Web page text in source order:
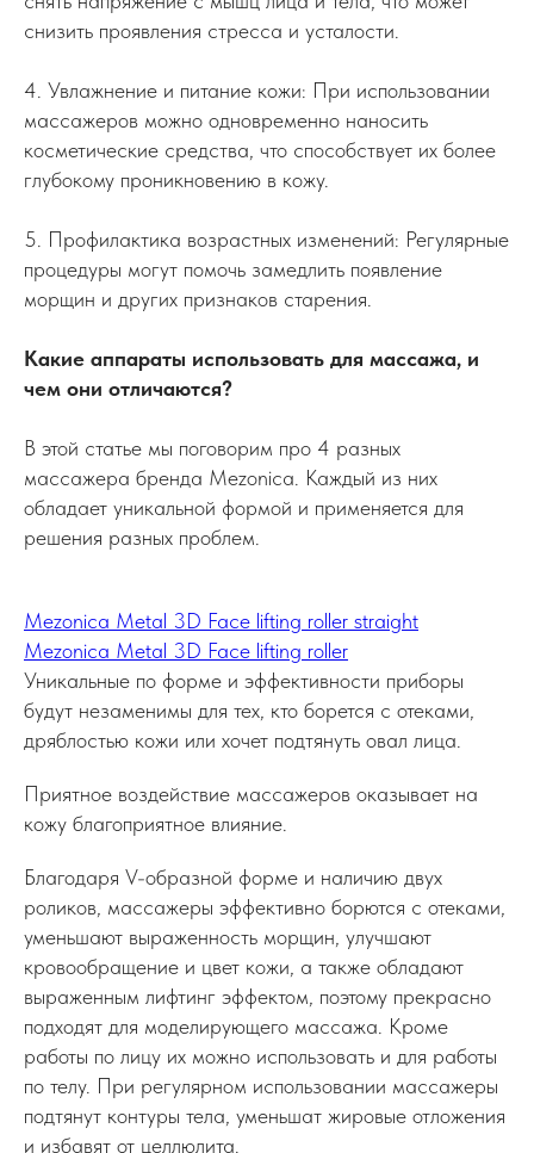
снизить проявления стресса и усталости.
4. Увлажнение и питание кожи: При использовании
массажеров можно одновременно наносить
косметические средства, что способствует их более
глубокому проникновению в кожу.
5. Профилактика возрастных изменений: Регулярные
процедуры могут помочь замедлить появление
морщин и других признаков старения.
Какие аппараты использовать для массажа, и
чем они отличаются?
В этой статье мы поговорим про 4 разных
массажера бренда Mezonica. Каждый из них
обладает уникальной формой и применяется для
решения разных проблем.
Mezonica Metal 3D Face lifting roller straight
Mezonica Metal 3D Face lifting roller
Уникальные по форме и эффективности приборы
будут незаменимы для тех, кто борется с отеками,
дряблостью кожи или хочет подтянуть овал лица.
Приятное воздействие массажеров оказывает на
кожу благоприятное влияние.
Благодаря V-образной форме и наличию двух
роликов, массажеры эффективно борются с отеками,
уменьшают выраженность морщин, улучшают
кровообращение и цвет кожи, а также обладают
выраженным лифтинг эффектом, поэтому прекрасно
подходят для моделирующего массажа. Кроме
работы по лицу их можно использовать и для работы
по телу. При регулярном использовании массажеры
подтянут контуры тела, уменьшат жировые отложения
и избавят от целлюлита.